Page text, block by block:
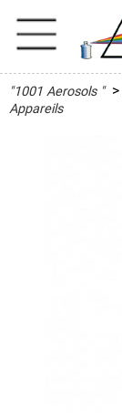
"1001 Aerosols ">
Appareils
ACTIVITES